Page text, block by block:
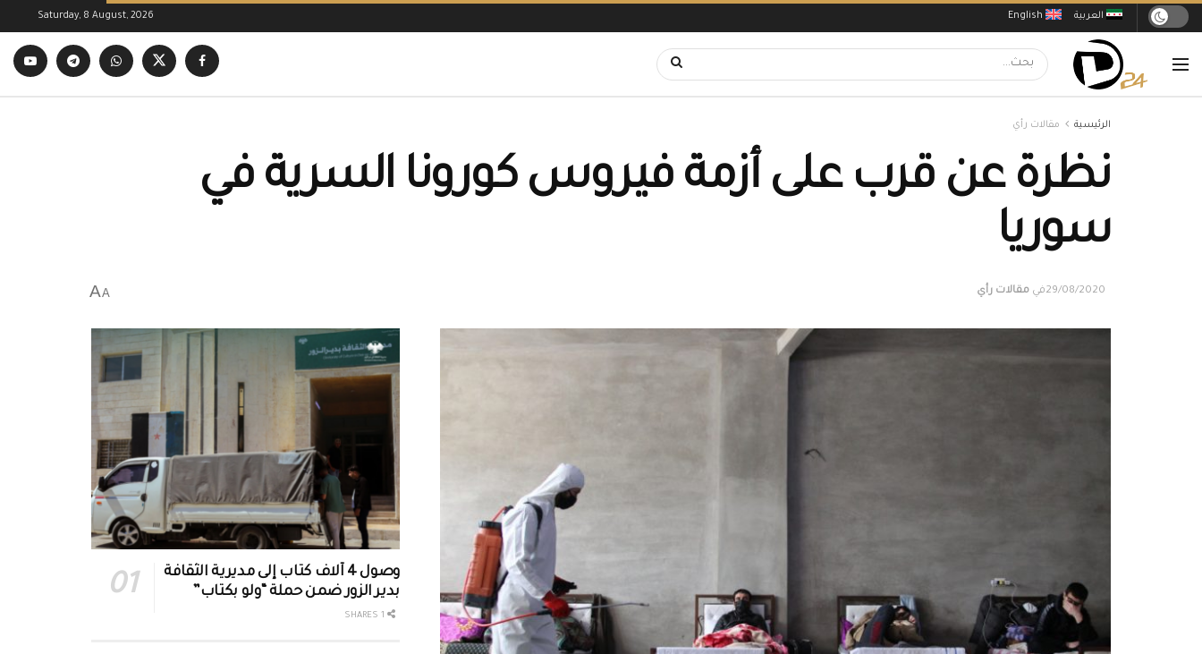
English العربية Saturday, 8 August, 2026
الرئيسية مقالات رأي
نظرة عن قرب على أزمة فيروس كورونا السرية في
سوريا
29/08/2020في مقالات رأي A
A
وصول 4 آلاف كتاب إلى مديرية الثقافة
بدير الزور ضمن حملة “ولو بكتاب”